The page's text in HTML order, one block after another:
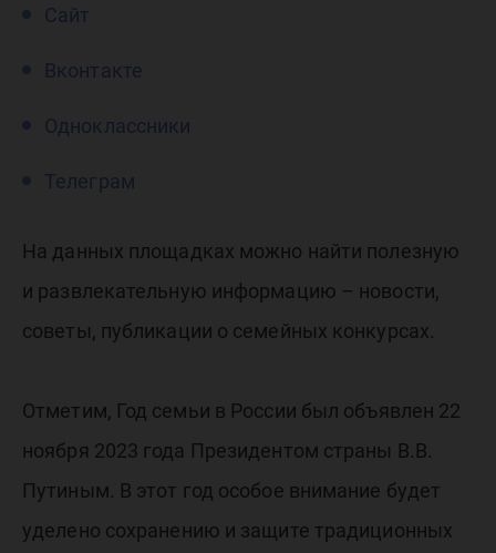
Сайт
Вконтакте
Одноклассники
Телеграм
На данных площадках можно найти полезную
и развлекательную информацию – новости,
советы, публикации о семейных конкурсах.
Отметим, Год семьи в России был объявлен 22
ноября 2023 года Президентом страны В.В.
Путиным. В этот год особое внимание будет
уделено сохранению и защите традиционных